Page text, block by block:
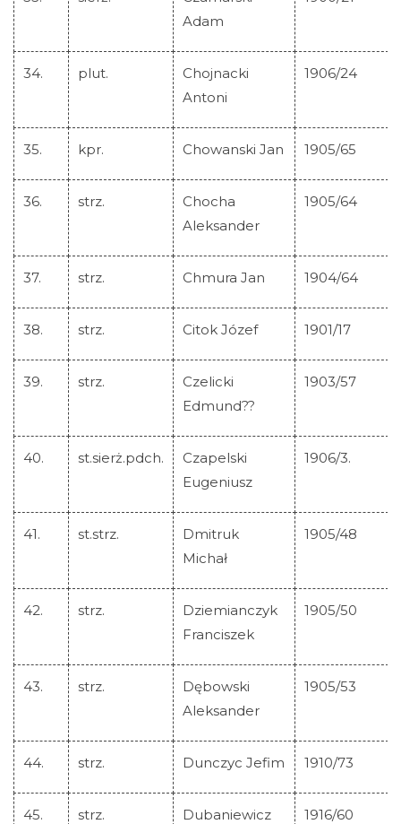
Adam
34. plut.
Chojnacki
Antoni
1906/24
35. kpr. Chowanski Jan 1905/65
36. strz.
Chocha
Aleksander
1905/64
37. strz. Chmura Jan 1904/64
38. strz. Citok Józef 1901/17
39. strz.
Czelicki
Edmund??
1903/57
40. st.sierż.pdch.
Czapelski
Eugeniusz
1906/3.
41. st.strz.
Dmitruk
Michał
1905/48
42. strz.
Dziemianczyk
Franciszek
1905/50
43. strz.
Dębowski
Aleksander
1905/53
44. strz. Dunczyc Jefim 1910/73
45. strz.
Dubaniewicz
1916/60